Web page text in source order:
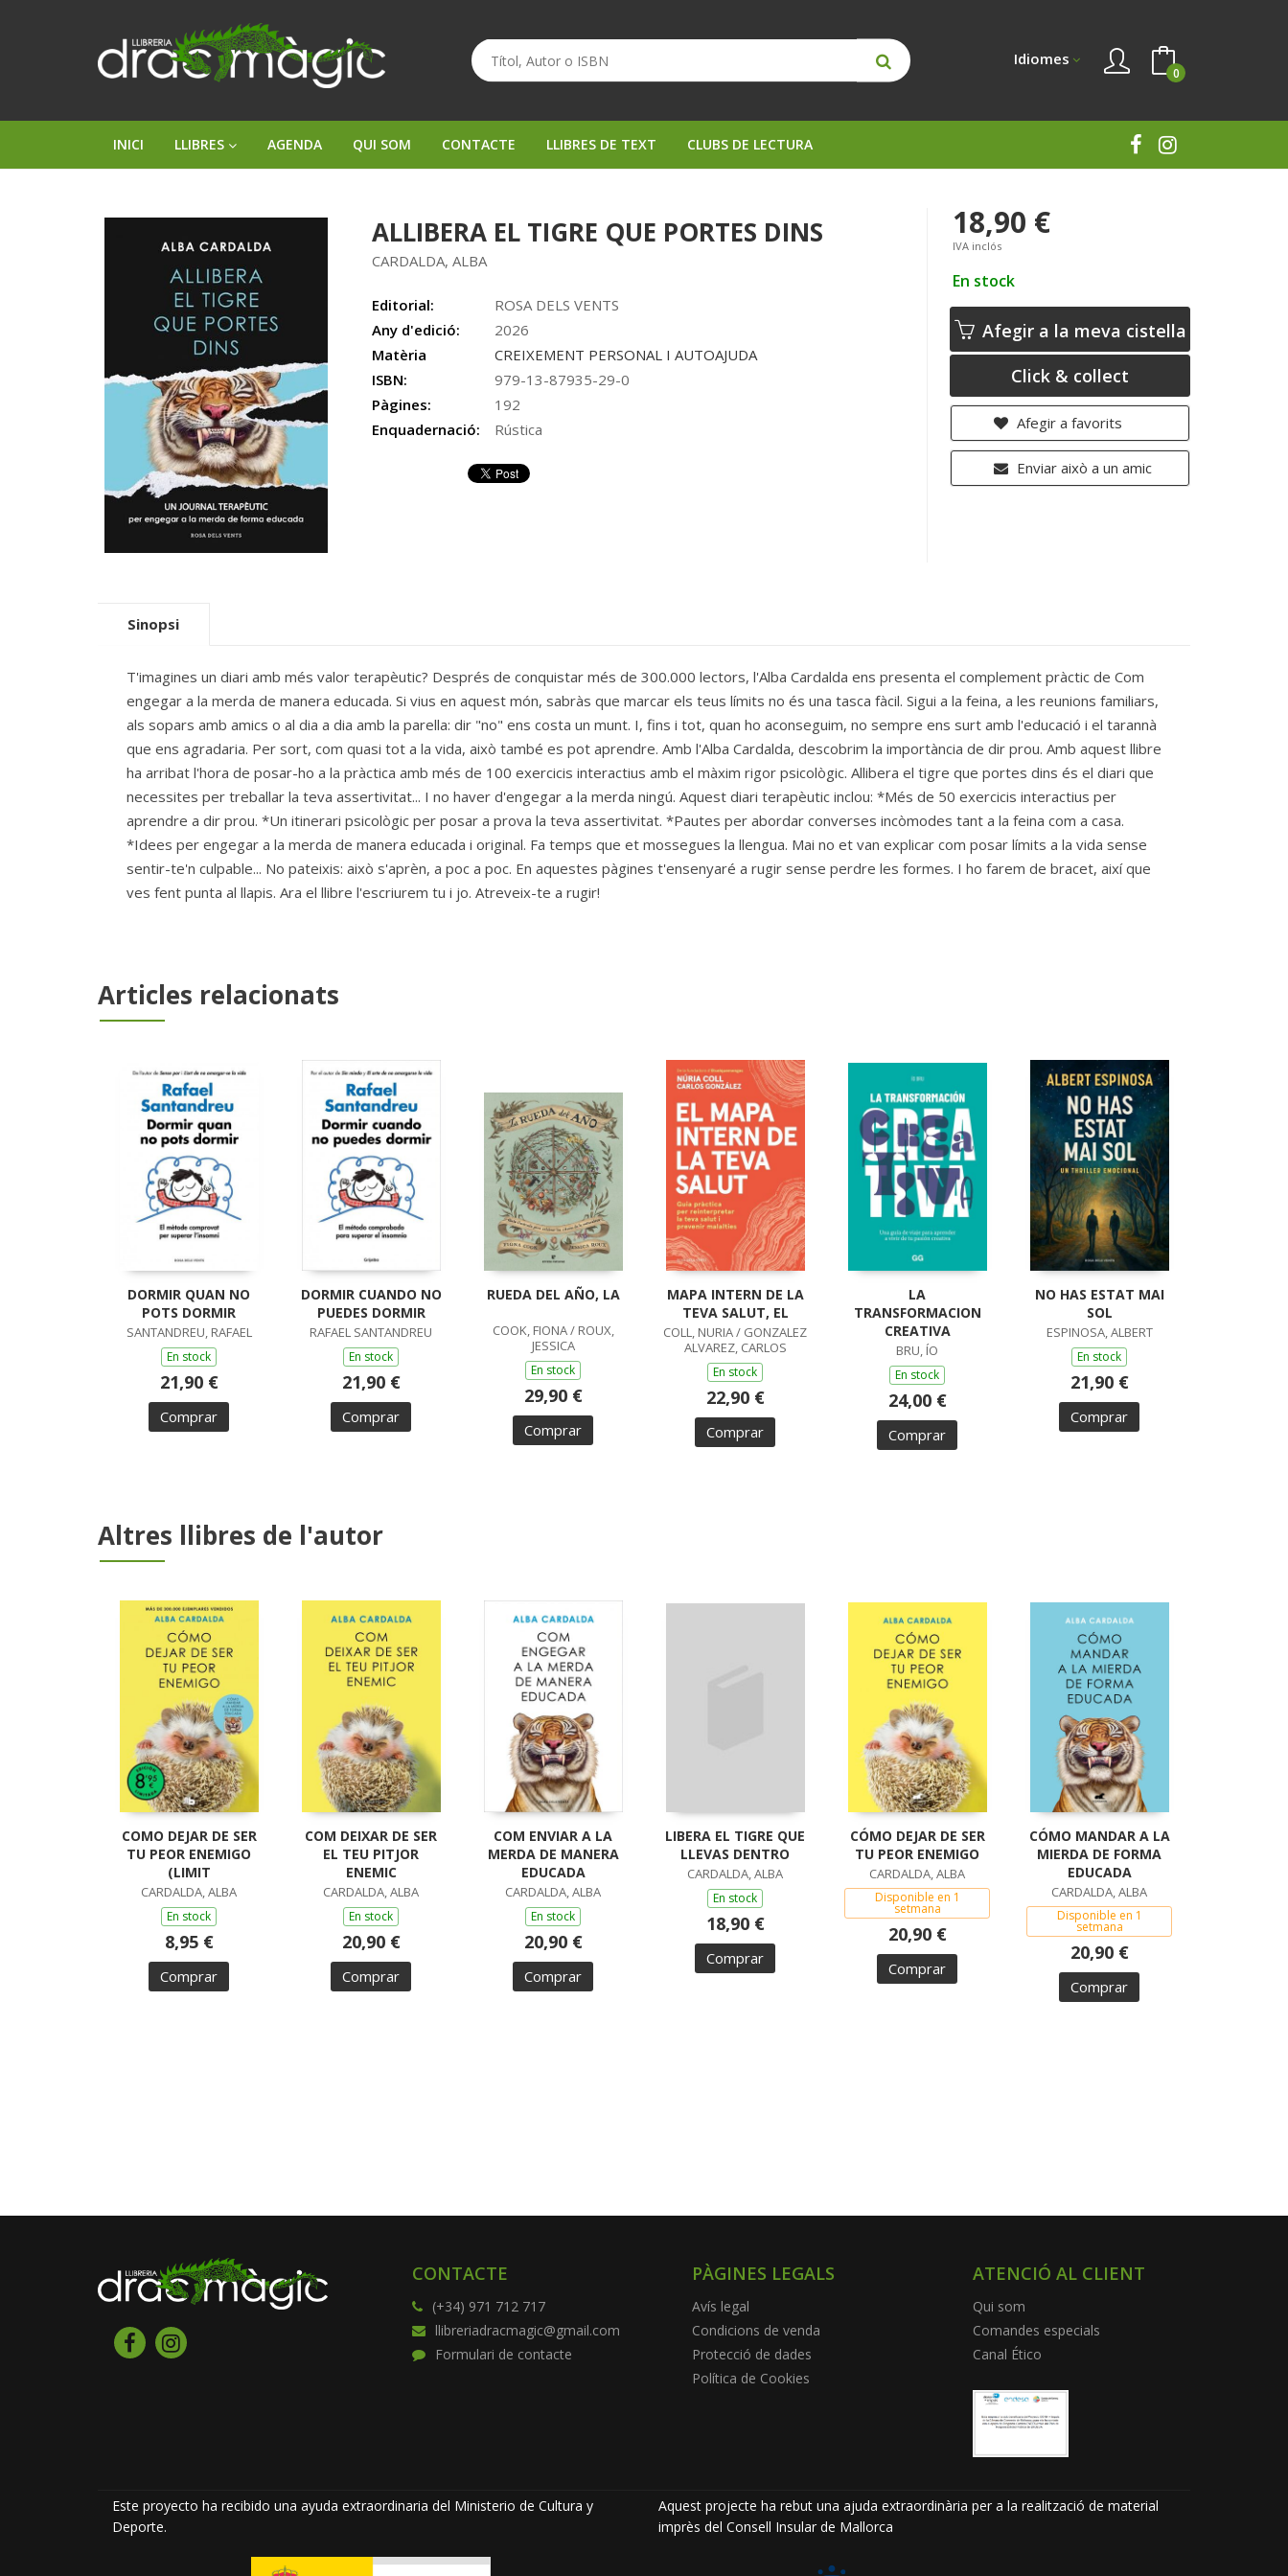
Idiomes
0
INICI LLIBRES AGENDA QUI SOM CONTACTE LLIBRES DE TEXT CLUBS DE LECTURA
ALLIBERA EL TIGRE QUE PORTES DINS
CARDALDA, ALBA
Editorial:
ROSA DELS VENTS
Any d'edició:
2026
Matèria
CREIXEMENT PERSONAL I AUTOAJUDA
ISBN:
979-13-87935-29-0
Pàgines:
192
Enquadernació:
Rústica
18,90 €
IVA inclós
En stock
Afegir a la meva cistella
Click & collect
Afegir a favorits
Enviar això a un amic
Sinopsi
T'imagines un diari amb més valor terapèutic? Després de conquistar més de 300.000 lectors, l'Alba Cardalda ens presenta el complement pràctic de Com
engegar a la merda de manera educada. Si vius en aquest món, sabràs que marcar els teus límits no és una tasca fàcil. Sigui a la feina, a les reunions familiars,
als sopars amb amics o al dia a dia amb la parella: dir "no" ens costa un munt. I, fins i tot, quan ho aconseguim, no sempre ens surt amb l'educació i el tarannà
que ens agradaria. Per sort, com quasi tot a la vida, això també es pot aprendre. Amb l'Alba Cardalda, descobrim la importància de dir prou. Amb aquest llibre
ha arribat l'hora de posar-ho a la pràctica amb més de 100 exercicis interactius amb el màxim rigor psicològic. Allibera el tigre que portes dins és el diari que
necessites per treballar la teva assertivitat... I no haver d'engegar a la merda ningú. Aquest diari terapèutic inclou: *Més de 50 exercicis interactius per
aprendre a dir prou. *Un itinerari psicològic per posar a prova la teva assertivitat. *Pautes per abordar converses incòmodes tant a la feina com a casa.
*Idees per engegar a la merda de manera educada i original. Fa temps que et mossegues la llengua. Mai no et van explicar com posar límits a la vida sense
sentir-te'n culpable... No pateixis: això s'aprèn, a poc a poc. En aquestes pàgines t'ensenyaré a rugir sense perdre les formes. I ho farem de bracet, així que
ves fent punta al llapis. Ara el llibre l'escriurem tu i jo. Atreveix-te a rugir!
Articles relacionats
DORMIR QUAN NO
POTS DORMIR
SANTANDREU, RAFAEL
En stock
21,90 €
Comprar
DORMIR CUANDO NO
PUEDES DORMIR
RAFAEL SANTANDREU
En stock
21,90 €
Comprar
RUEDA DEL AÑO, LA
COOK, FIONA / ROUX,
JESSICA
En stock
29,90 €
Comprar
MAPA INTERN DE LA
TEVA SALUT, EL
COLL, NURIA / GONZALEZ
ALVAREZ, CARLOS
En stock
22,90 €
Comprar
LA
TRANSFORMACION
CREATIVA
BRU, ÍO
En stock
24,00 €
Comprar
NO HAS ESTAT MAI
SOL
ESPINOSA, ALBERT
En stock
21,90 €
Comprar
Altres llibres de l'autor
COMO DEJAR DE SER
TU PEOR ENEMIGO
(LIMIT
CARDALDA, ALBA
En stock
8,95 €
Comprar
COM DEIXAR DE SER
EL TEU PITJOR
ENEMIC
CARDALDA, ALBA
En stock
20,90 €
Comprar
COM ENVIAR A LA
MERDA DE MANERA
EDUCADA
CARDALDA, ALBA
En stock
20,90 €
Comprar
LIBERA EL TIGRE QUE
LLEVAS DENTRO
CARDALDA, ALBA
En stock
18,90 €
Comprar
CÓMO DEJAR DE SER
TU PEOR ENEMIGO
CARDALDA, ALBA
Disponible en 1
setmana
20,90 €
Comprar
CÓMO MANDAR A LA
MIERDA DE FORMA
EDUCADA
CARDALDA, ALBA
Disponible en 1
setmana
20,90 €
Comprar
CONTACTE
(+34) 971 712 717
llibreriadracmagic@gmail.com
Formulari de contacte
PÀGINES LEGALS
Avís legal
Condicions de venda
Protecció de dades
Política de Cookies
ATENCIÓ AL CLIENT
Qui som
Comandes especials
Canal Ético
Este proyecto ha recibido una ayuda extraordinaria del Ministerio de Cultura y
Deporte.
Aquest projecte ha rebut una ajuda extraordinària per a la realització de material
imprès del Consell Insular de Mallorca